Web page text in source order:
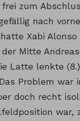
zum
nach
Xabi
Mitte
Latte lenkte
Problem
doch recht
war,